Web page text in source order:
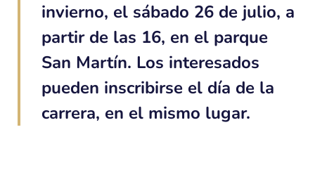
invierno, el sábado 26 de julio, a
partir de las 16, en el parque
San Martín. Los interesados
pueden inscribirse el día de la
carrera, en el mismo lugar.